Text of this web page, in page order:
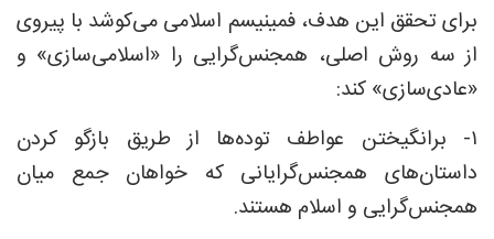
برای تحقق این هدف، فمینیسم اسلامی می‌کوشد با پیروی
از سه روش اصلی، همجنس‌گرایی را «اسلامی‌سازی» و
«عادی‌سازی» کند:
۱- برانگیختن عواطف توده‌ها از طریق بازگو کردن
داستان‌های همجنس‌گرایانی که خواهان جمع میان
همجنس‌گرایی و اسلام هستند.